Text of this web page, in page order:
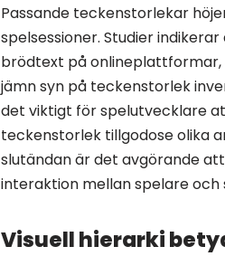
Passande teckenstorlekar
spelsessioner. Studier
brödtext på onlineplattformar,
jämn syn på teckenstorlek
det viktigt för spelutvecklare
teckenstorlek tillgodose olika
slutändan är det avgörande
interaktion mellan spelare och
Visuell hierarki